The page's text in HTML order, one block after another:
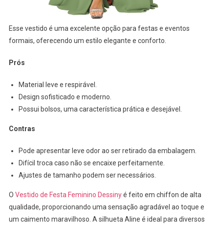
Esse vestido é uma excelente opção para festas e eventos
formais, oferecendo um estilo elegante e conforto.
Prós
Material leve e respirável.
Design sofisticado e moderno.
Possui bolsos, uma característica prática e desejável.
Contras
Pode apresentar leve odor ao ser retirado da embalagem.
Difícil troca caso não se encaixe perfeitamente.
Ajustes de tamanho podem ser necessários.
O Vestido de Festa Feminino Dessinyé feito em chiffon de alta
qualidade, proporcionando uma sensação agradável ao toque e
um caimento maravilhoso. A silhueta Aline é ideal para diversos